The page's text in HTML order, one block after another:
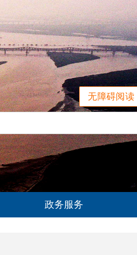
无障碍阅读
政务服务